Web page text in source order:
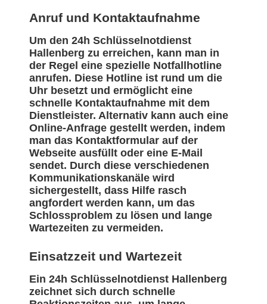
Anruf und Kontaktaufnahme
Um den 24h Schlüsselnotdienst
Hallenberg zu erreichen, kann man in
der Regel eine spezielle Notfallhotline
anrufen. Diese Hotline ist rund um die
Uhr besetzt und ermöglicht eine
schnelle Kontaktaufnahme mit dem
Dienstleister. Alternativ kann auch eine
Online-Anfrage gestellt werden, indem
man das Kontaktformular auf der
Webseite ausfüllt oder eine E-Mail
sendet. Durch diese verschiedenen
Kommunikationskanäle wird
sichergestellt, dass Hilfe rasch
angfordert werden kann, um das
Schlossproblem zu lösen und lange
Wartezeiten zu vermeiden.
Einsatzzeit und Wartezeit
Ein 24h Schlüsselnotdienst Hallenberg
zeichnet sich durch schnelle